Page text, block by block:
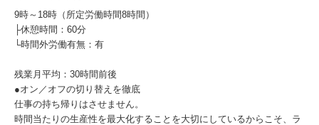
9時～18時（所定労働時間8時間）
├休憩時間：60分
└時間外労働有無：有
残業月平均：30時間前後
●オン／オフの切り替えを徹底
仕事の持ち帰りはさせません。
時間当たりの生産性を最大化することを大切にしているからこそ、ラ